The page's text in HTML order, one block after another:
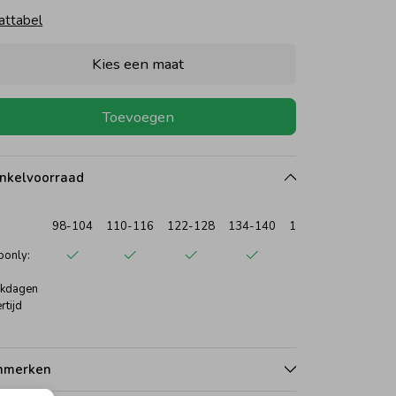
Kies een maat
Toevoegen
98-104 110-116 122-128 134-140 146-152